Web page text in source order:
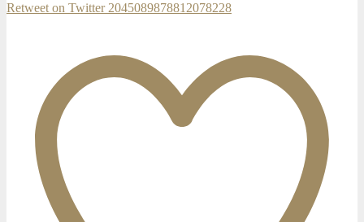
Retweet on Twitter 2045089878812078228